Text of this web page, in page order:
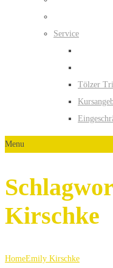
Service
Tölzer
Menu
Kirschke
HomeEmily Kirschke